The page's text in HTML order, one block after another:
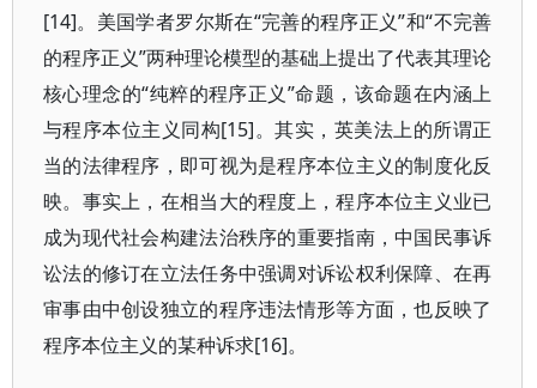
[14]。美国学者罗尔斯在“完善的程序正义”和“不完善
的程序正义”两种理论模型的基础上提出了代表其理论
核心理念的“纯粹的程序正义”命题，该命题在内涵上
与程序本位主义同构[15]。其实，英美法上的所谓正
当的法律程序，即可视为是程序本位主义的制度化反
映。事实上，在相当大的程度上，程序本位主义业已
成为现代社会构建法治秩序的重要指南，中国民事诉
讼法的修订在立法任务中强调对诉讼权利保障、在再
审事由中创设独立的程序违法情形等方面，也反映了
程序本位主义的某种诉求[16]。